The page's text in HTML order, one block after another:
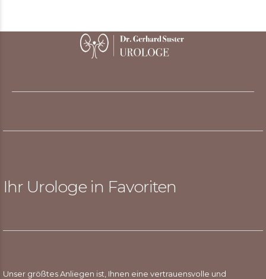
Ihr Urologe in Favoriten
Unser größtes Anliegen ist, Ihnen eine vertrauensvolle und